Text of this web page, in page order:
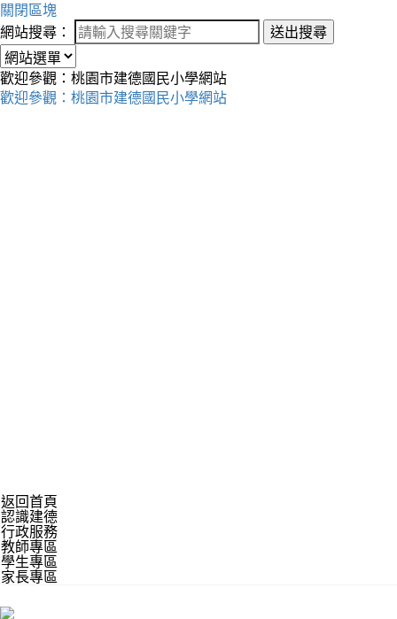
關閉區塊
網站搜尋：
送出搜尋
歡迎參觀：桃園市建德國民小學網站
歡迎參觀：桃園市建德國民小學網站
返回首頁
認識建德
行政服務
教師專區
學生專區
家長專區